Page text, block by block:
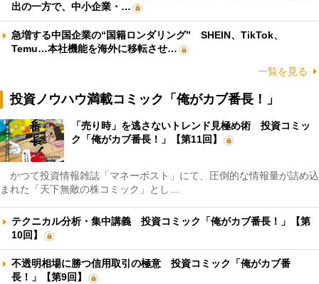
出の一方で、中小企業・…
急増する中国企業の“国籍ロンダリング” SHEIN、TikTok、
Temu…本社機能を海外に移転させ…
一覧を見る
投資ノウハウ満載コミック「俺がカブ番長！」
「売り時」を逃さないトレンド見極め術 投資コミッ
ク「俺がカブ番長！」【第11回】
かつて投資情報雑誌「マネーポスト」にて、圧倒的な情報量が詰め込
まれた「天下無敵の株コミック」とし…
テクニカル分析・集中講義 投資コミック「俺がカブ番長！」【第
10回】
不透明相場に勝つ信用取引の極意 投資コミック「俺がカブ番
長！」【第9回】